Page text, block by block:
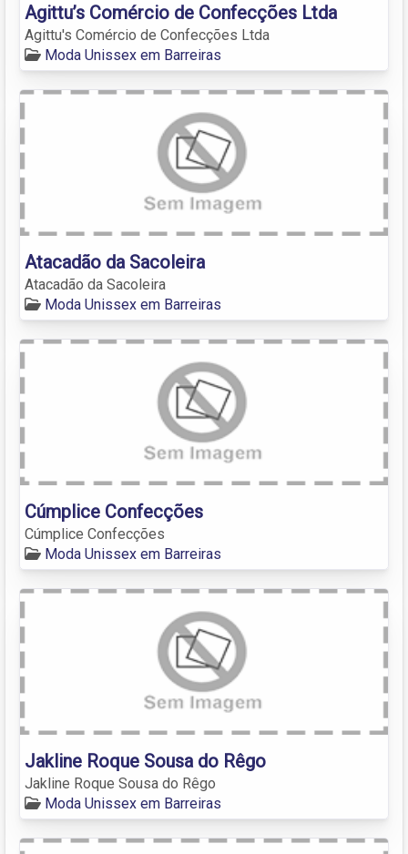
Agittu’s Comércio de Confecções Ltda
Agittu's Comércio de Confecções Ltda
Moda Unissex em Barreiras
Atacadão da Sacoleira
Atacadão da Sacoleira
Moda Unissex em Barreiras
Cúmplice Confecções
Cúmplice Confecções
Moda Unissex em Barreiras
Jakline Roque Sousa do Rêgo
Jakline Roque Sousa do Rêgo
Moda Unissex em Barreiras